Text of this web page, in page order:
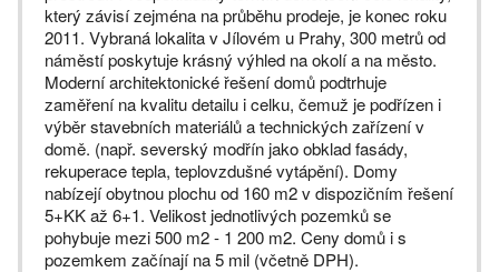
který závisí zejména na průběhu prodeje, je konec roku
2011. Vybraná lokalita v Jílovém u Prahy, 300 metrů od
náměstí poskytuje krásný výhled na okolí a na město.
Moderní architektonické řešení domů podtrhuje
zaměření na kvalitu detailu i celku, čemuž je podřízen i
výběr stavebních materiálů a technických zařízení v
domě. (např. severský modřín jako obklad fasády,
rekuperace tepla, teplovzdušné vytápění). Domy
nabízejí obytnou plochu od 160 m2 v dispozičním řešení
5+KK až 6+1. Velikost jednotlivých pozemků se
pohybuje mezi 500 m2 - 1 200 m2. Ceny domů i s
pozemkem začínají na 5 mil (včetně DPH).